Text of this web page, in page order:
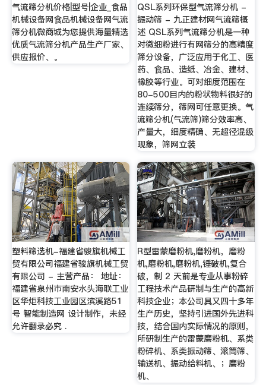
气流筛分机价格|型号|企业_食品
机械设备网食品机械设备网气流
筛分机微商城为您提供海量精选
优质气流筛分机产品生产厂家、
供应报价、。
QSL系列环保型气流筛分机 -
振动筛 - 九正建材网气流筛概
述 QSL系列气流筛分机是一种
对微细粉进行有网筛分的高精度
筛分设备，广泛应用于化工、医
药、食品、造纸、冶金、建材、
橡胶等行业。可对细度范围在
80-500目内的粉状物料很好的
连续筛分，筛网可任意更换。气
流筛分机(气流筛)筛分效率高、
产量大，细度精确、无超径混级
现象，筛网立装
塑料筛选机-福建省骏旗机械工
贸有限公司福建省骏旗机械工贸
有限公司 - 主营产品： 地址：
福建省泉州市南安水头海联工业
区华炬科技工业园区滨溪路51
号 智能制造网 设计制作，未经
允许翻录必究 .
R型雷蒙磨粉机,磨粉机，磨粉
机,磨粉机,磨粉机,锤破机,复合
破，制 2 天前是专业从事粉碎
工程技术产品研制与生产的高新
科技企业；本公司具又四十多年
生产历史，坚持引进国外先进科
技，结合国内实际情况的原则，
所研制生产的雷蒙磨粉机、系类
粉碎机、系类振动筛、滚筒筛、
输送机、振动给料机、；磨粉
机、